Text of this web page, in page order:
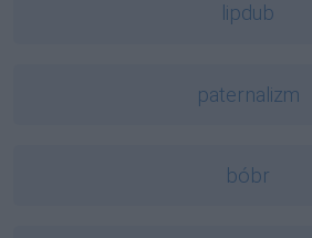
lipdub
paternalizm
bóbr